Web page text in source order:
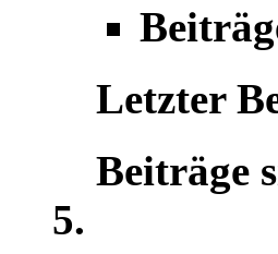
Letzter
Beiträge